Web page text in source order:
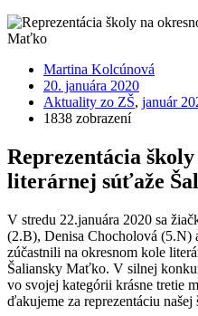
Martina Kolcúnová
20. januára 2020
Aktuality zo ZŠ, január
1838 zobrazení
Reprezentácia
literárnej súťaže
V stredu 22.januára 2020 sa
(2.B), Denisa Chocholová (5.N)
zúčastnili na okresnom kole
Šaliansky Maťko. V silnej
vo svojej kategórii krásne tretie
ďakujeme za reprezentáciu